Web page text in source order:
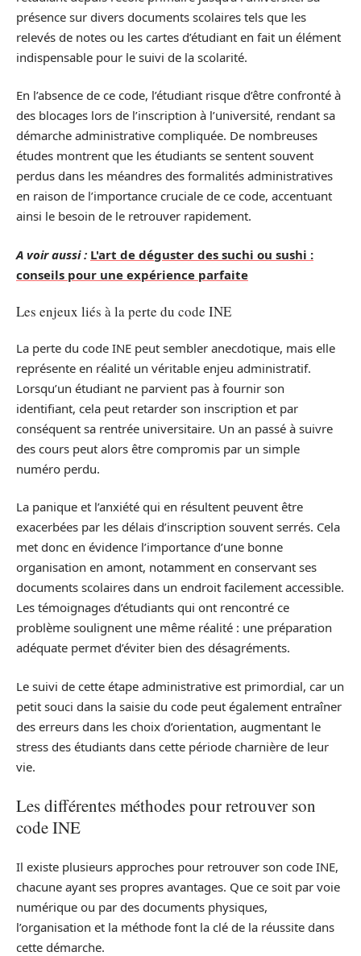
présence sur divers documents scolaires tels que les
relevés de notes ou les cartes d’étudiant en fait un élément
indispensable pour le suivi de la scolarité.
En l’absence de ce code, l’étudiant risque d’être confronté à
des blocages lors de l’inscription à l’université, rendant sa
démarche administrative compliquée. De nombreuses
études montrent que les étudiants se sentent souvent
perdus dans les méandres des formalités administratives
en raison de l’importance cruciale de ce code, accentuant
ainsi le besoin de le retrouver rapidement.
A voir aussi : L'art de déguster des suchi ou sushi :
conseils pour une expérience parfaite
Les enjeux liés à la perte du code INE
La perte du code INE peut sembler anecdotique, mais elle
représente en réalité un véritable enjeu administratif.
Lorsqu’un étudiant ne parvient pas à fournir son
identifiant, cela peut retarder son inscription et par
conséquent sa rentrée universitaire. Un an passé à suivre
des cours peut alors être compromis par un simple
numéro perdu.
La panique et l’anxiété qui en résultent peuvent être
exacerbées par les délais d’inscription souvent serrés. Cela
met donc en évidence l’importance d’une bonne
organisation en amont, notamment en conservant ses
documents scolaires dans un endroit facilement accessible.
Les témoignages d’étudiants qui ont rencontré ce
problème soulignent une même réalité : une préparation
adéquate permet d’éviter bien des désagréments.
Le suivi de cette étape administrative est primordial, car un
petit souci dans la saisie du code peut également entraîner
des erreurs dans les choix d’orientation, augmentant le
stress des étudiants dans cette période charnière de leur
vie.
Les différentes méthodes pour retrouver son
code INE
Il existe plusieurs approches pour retrouver son code INE,
chacune ayant ses propres avantages. Que ce soit par voie
numérique ou par des documents physiques,
l’organisation et la méthode font la clé de la réussite dans
cette démarche.